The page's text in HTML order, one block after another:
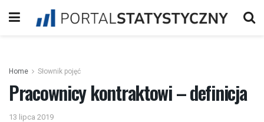
Home Słownik pojęć
Pracownicy kontraktowi – definicja
13 lipca 2019